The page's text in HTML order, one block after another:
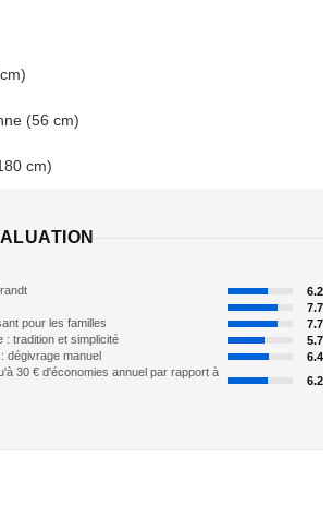
(56 cm)
cm)
6.2
7.7
pour les familles
7.7
: tradition et simplicité
5.7
dégivrage manuel
6.4
30 € d'économies annuel par rapport à
6.2